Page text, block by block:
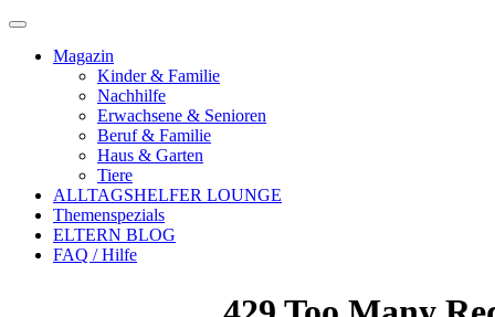
Magazin
Kinder & Familie
Nachhilfe
Erwachsene & Senioren
Beruf & Familie
Haus & Garten
Tiere
ALLTAGSHELFER LOUNGE
Themenspezials
ELTERN BLOG
FAQ / Hilfe